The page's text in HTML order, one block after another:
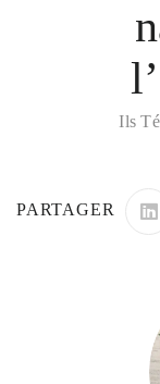
Ils
PARTAGER